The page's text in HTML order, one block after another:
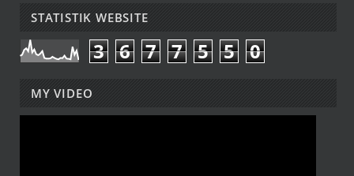
STATISTIK WEBSITE
3 6 7 7 5 5 0
MY VIDEO